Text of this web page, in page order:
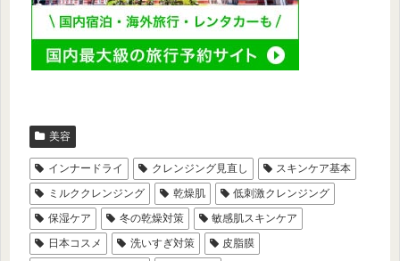
美容
インナードライ クレンジング見直し
スキンケア基本
ミルククレンジング
乾燥肌
低刺激クレンジング
保湿ケア
冬の乾燥対策
敏感肌スキンケア
日本コスメ
洗いすぎ対策
皮脂膜